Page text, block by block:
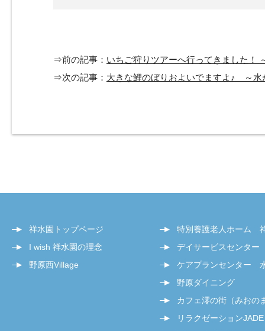
⇒前の記事： いちご狩りツアーへ行ってきました！
⇒次の記事： 大きな鯉のぼりおよいでますよ♪ ～水
祥水園トップページ
I wish 祥水園の理念
野原西Village
特別養護老人ホーム
デイサービスセンタ
ケアプランセンター
野原ダイニング
カフェ澪の街（みおの
リラクゼーションJADE